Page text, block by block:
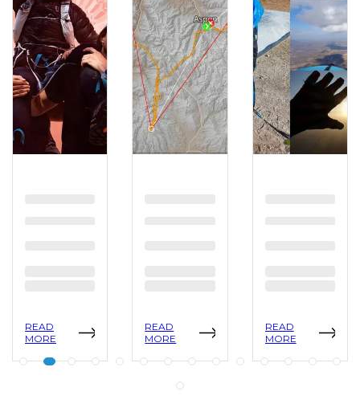
READ
MORE
READ
MORE
READ
MORE